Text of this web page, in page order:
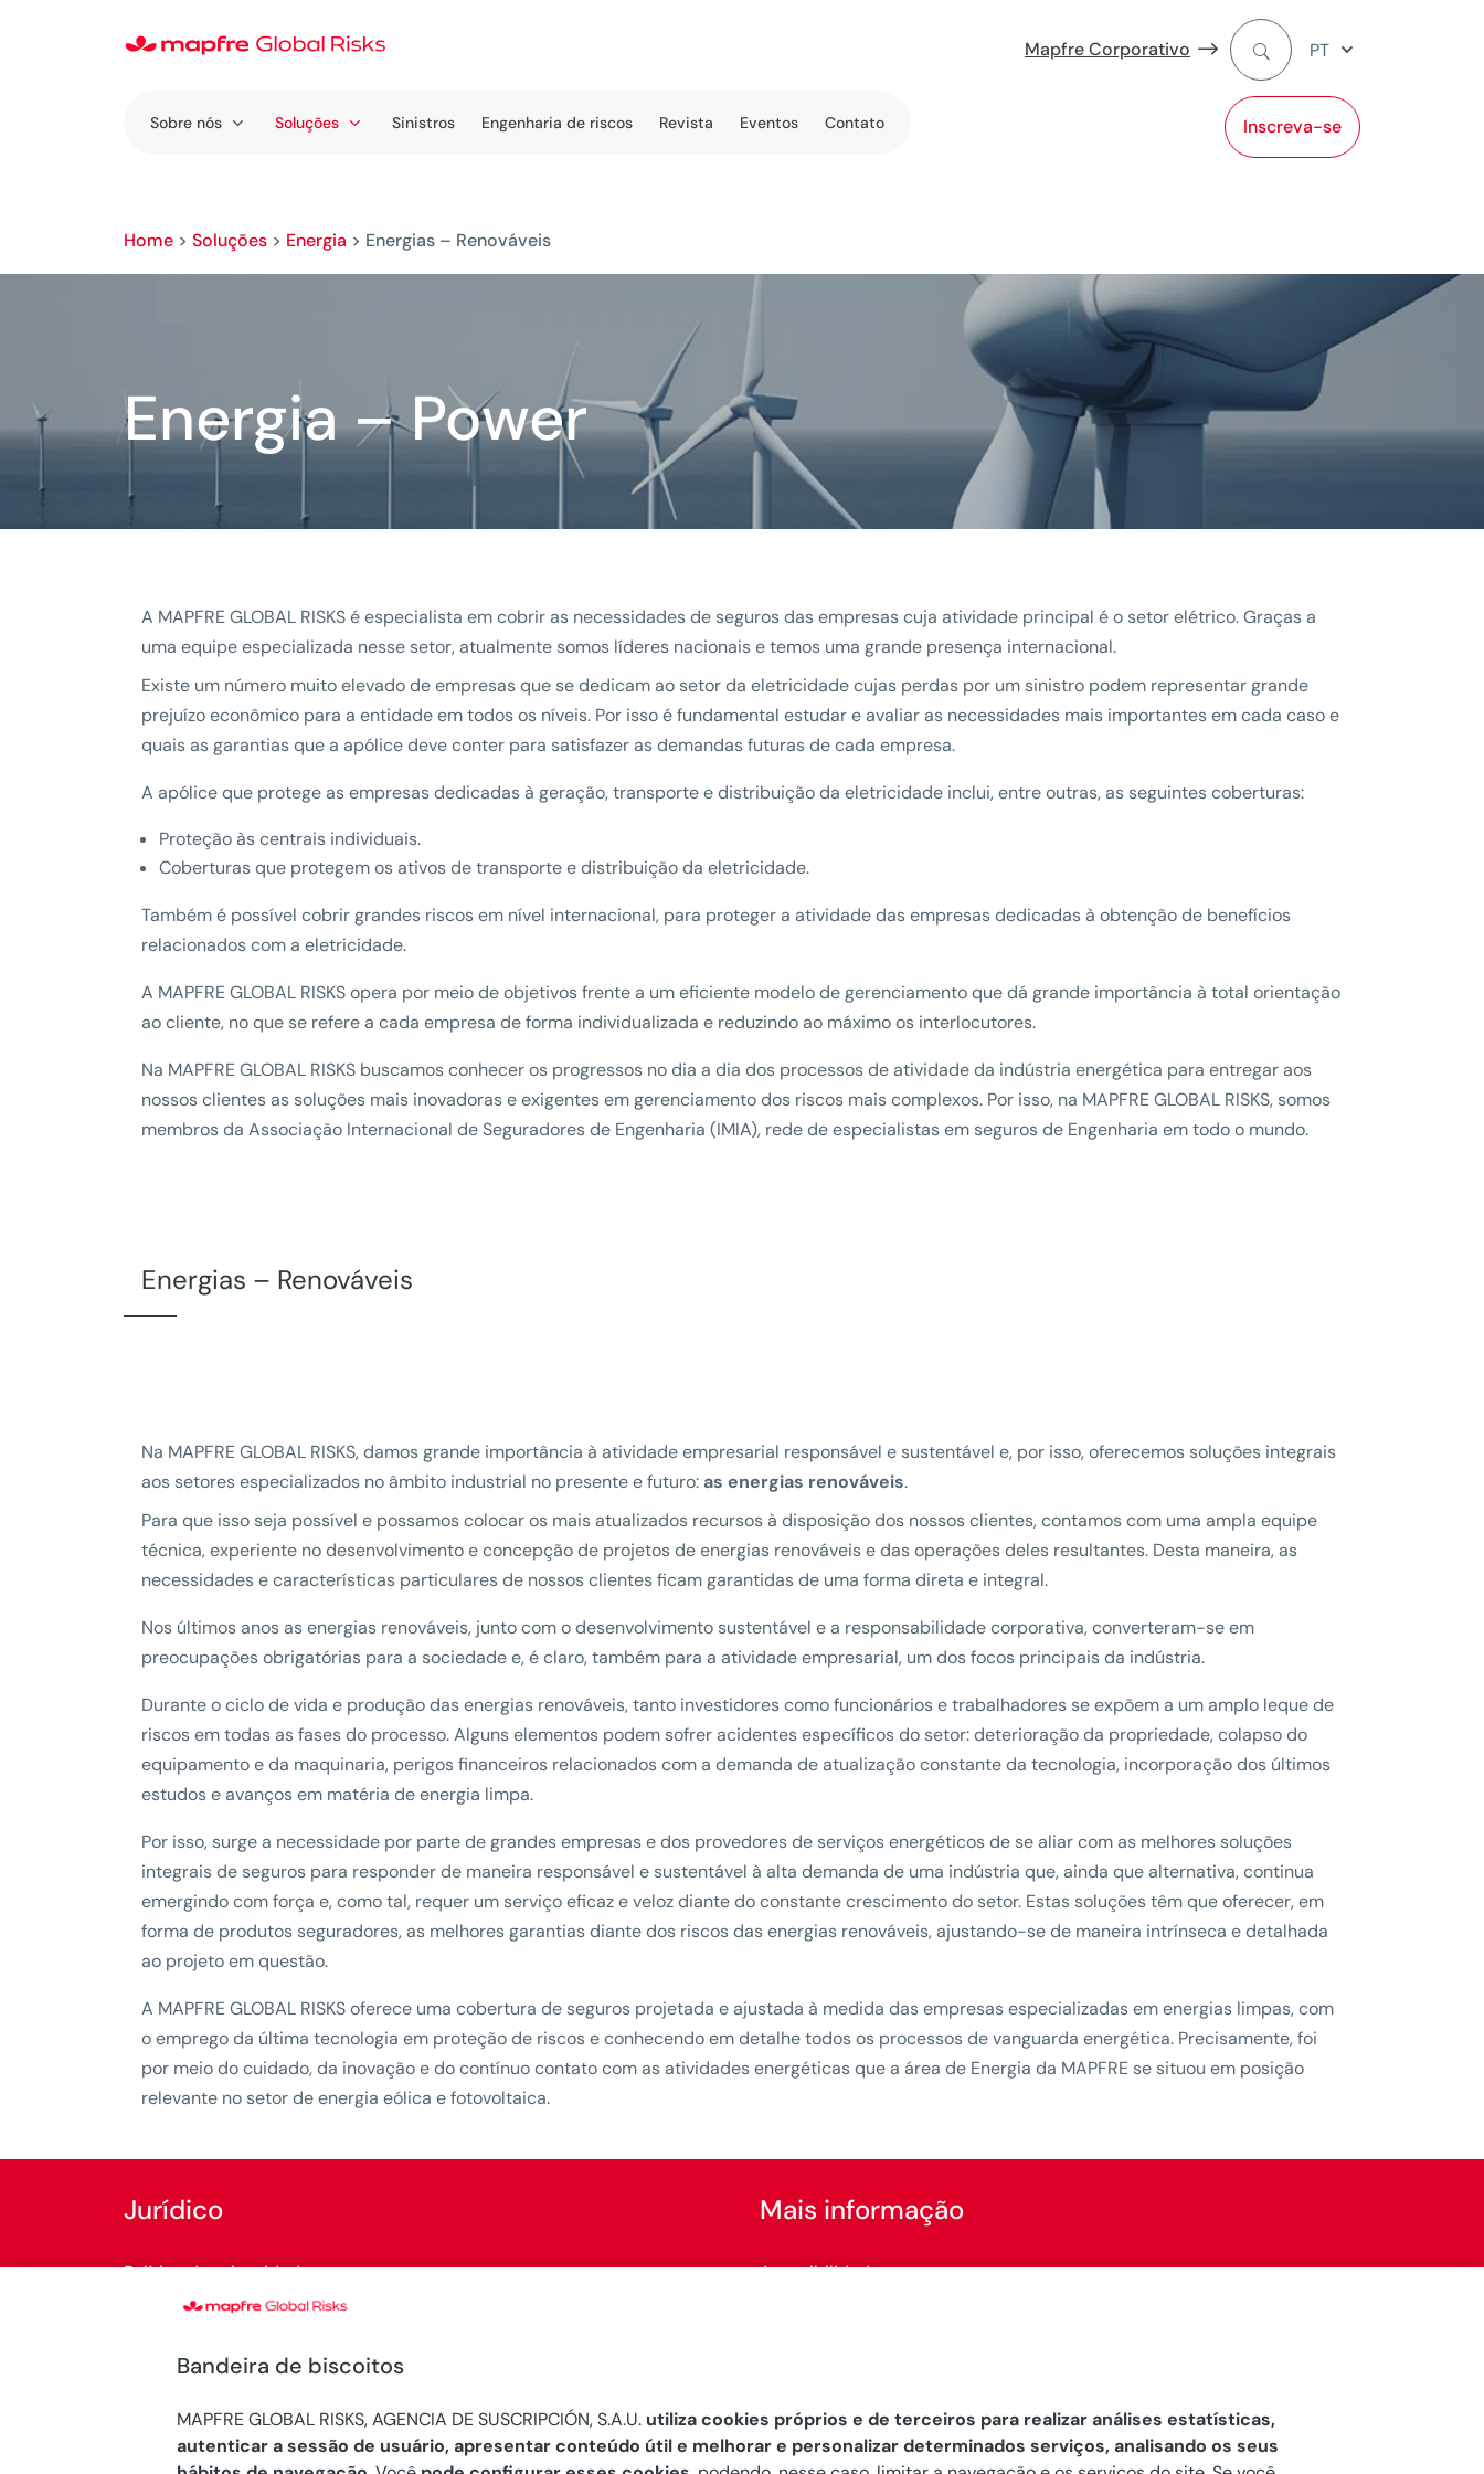
Mapfre Corporativo
Inscreva-se
PT
Sobre nós Soluções Sinistros Engenharia de riscos Revista Eventos Contato
Home > Soluções > Energia > Energias – Renováveis
Energia – Power
A MAPFRE GLOBAL RISKS é especialista em cobrir as necessidades de seguros das empresas cuja atividade principal é o setor elétrico. Graças a
uma equipe especializada nesse setor, atualmente somos líderes nacionais e temos uma grande presença internacional.
Existe um número muito elevado de empresas que se dedicam ao setor da eletricidade cujas perdas por um sinistro podem representar grande
prejuízo econômico para a entidade em todos os níveis. Por isso é fundamental estudar e avaliar as necessidades mais importantes em cada caso e
quais as garantias que a apólice deve conter para satisfazer as demandas futuras de cada empresa.
A apólice que protege as empresas dedicadas à geração, transporte e distribuição da eletricidade inclui, entre outras, as seguintes coberturas:
Proteção às centrais individuais.
Coberturas que protegem os ativos de transporte e distribuição da eletricidade.
Também é possível cobrir grandes riscos em nível internacional, para proteger a atividade das empresas dedicadas à obtenção de benefícios
relacionados com a eletricidade.
A MAPFRE GLOBAL RISKS opera por meio de objetivos frente a um eficiente modelo de gerenciamento que dá grande importância à total orientação
ao cliente, no que se refere a cada empresa de forma individualizada e reduzindo ao máximo os interlocutores.
Na MAPFRE GLOBAL RISKS buscamos conhecer os progressos no dia a dia dos processos de atividade da indústria energética para entregar aos
nossos clientes as soluções mais inovadoras e exigentes em gerenciamento dos riscos mais complexos. Por isso, na MAPFRE GLOBAL RISKS, somos
membros da Associação Internacional de Seguradores de Engenharia (IMIA), rede de especialistas em seguros de Engenharia em todo o mundo.
Energias – Renováveis
Na MAPFRE GLOBAL RISKS, damos grande importância à atividade empresarial responsável e sustentável e, por isso, oferecemos soluções integrais
aos setores especializados no âmbito industrial no presente e futuro: as energias renováveis.
Para que isso seja possível e possamos colocar os mais atualizados recursos à disposição dos nossos clientes, contamos com uma ampla equipe
técnica, experiente no desenvolvimento e concepção de projetos de energias renováveis e das operações deles resultantes. Desta maneira, as
necessidades e características particulares de nossos clientes ficam garantidas de uma forma direta e integral.
Nos últimos anos as energias renováveis, junto com o desenvolvimento sustentável e a responsabilidade corporativa, converteram-se em
preocupações obrigatórias para a sociedade e, é claro, também para a atividade empresarial, um dos focos principais da indústria.
Durante o ciclo de vida e produção das energias renováveis, tanto investidores como funcionários e trabalhadores se expõem a um amplo leque de
riscos em todas as fases do processo. Alguns elementos podem sofrer acidentes específicos do setor: deterioração da propriedade, colapso do
equipamento e da maquinaria, perigos financeiros relacionados com a demanda de atualização constante da tecnologia, incorporação dos últimos
estudos e avanços em matéria de energia limpa.
Por isso, surge a necessidade por parte de grandes empresas e dos provedores de serviços energéticos de se aliar com as melhores soluções
integrais de seguros para responder de maneira responsável e sustentável à alta demanda de uma indústria que, ainda que alternativa, continua
emergindo com força e, como tal, requer um serviço eficaz e veloz diante do constante crescimento do setor. Estas soluções têm que oferecer, em
forma de produtos seguradores, as melhores garantias diante dos riscos das energias renováveis, ajustando-se de maneira intrínseca e detalhada
ao projeto em questão.
A MAPFRE GLOBAL RISKS oferece uma cobertura de seguros projetada e ajustada à medida das empresas especializadas em energias limpas, com
o emprego da última tecnologia em proteção de riscos e conhecendo em detalhe todos os processos de vanguarda energética. Precisamente, foi
por meio do cuidado, da inovação e do contínuo contato com as atividades energéticas que a área de Energia da MAPFRE se situou em posição
relevante no setor de energia eólica e fotovoltaica.
Jurídico
Política de privacidade
Sistema Interno de Informação
Mais informação
Acessibilidade
Bandeira de biscoitos
MAPFRE GLOBAL RISKS, AGENCIA DE SUSCRIPCIÓN, S.A.U. utiliza cookies próprios e de terceiros para realizar análises estatísticas,
autenticar a sessão de usuário, apresentar conteúdo útil e melhorar e personalizar determinados serviços, analisando os seus